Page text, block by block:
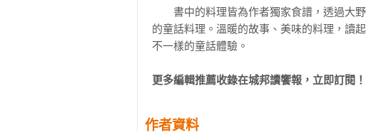
食譜：小紅帽蛋白霜、洋蔥湯、白蘆筍佐荷
食材小知識：洋蔥
小公民想一想：環境保育與永續、珍惜食物
第七章
食譜：獵人起士沙拉、獵人燉雞、獵人肉派
書中的料理皆為作者獨家食譜，透過大野
的童話料理。溫暖的故事、美味的料理，讀
不一樣的童話體驗。
更多編輯推薦收錄在城邦讀饗報，立即訂閱！
作者資料